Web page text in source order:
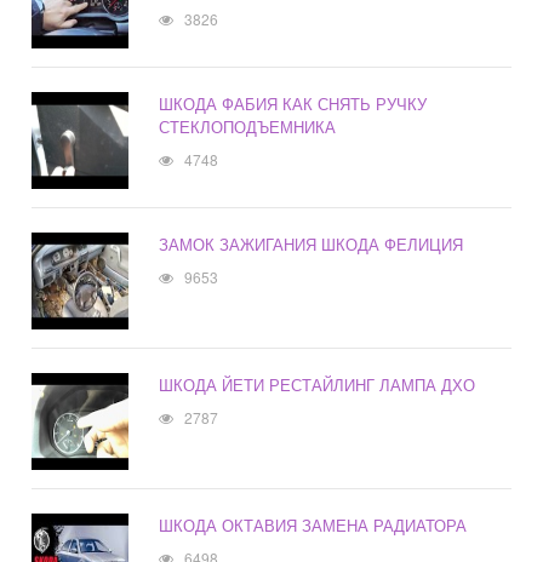
3826
ШКОДА ФАБИЯ КАК СНЯТЬ РУЧКУ
СТЕКЛОПОДЪЕМНИКА
4748
ЗАМОК ЗАЖИГАНИЯ ШКОДА ФЕЛИЦИЯ
9653
ШКОДА ЙЕТИ РЕСТАЙЛИНГ ЛАМПА ДХО
2787
ШКОДА ОКТАВИЯ ЗАМЕНА РАДИАТОРА